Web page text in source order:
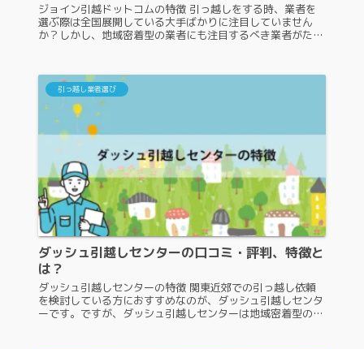
ジョイン引越ドットコムの特徴 引っ越しをする時、業者を
選ぶ際は全国展開している大手ばかりに注目していません
か？しかし、地域密着型の業者にも注目するべき業者がたく
引っ越し業者選び
ダッシュ引越しセンターの口コミ・評判、特徴と
は？
ダッシュ引越しセンターの特徴 関東近郊での引っ越し依頼
を検討している方におすすめなのが、ダッシュ引越しセンタ
ーです。ですが、ダッシュ引越しセンターは地域密着型の業